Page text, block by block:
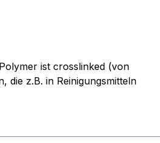
ist crosslinked (von
die z.B. in Reinigungsmitteln